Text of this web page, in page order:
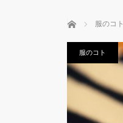
ホーム 服のコト
服のコト